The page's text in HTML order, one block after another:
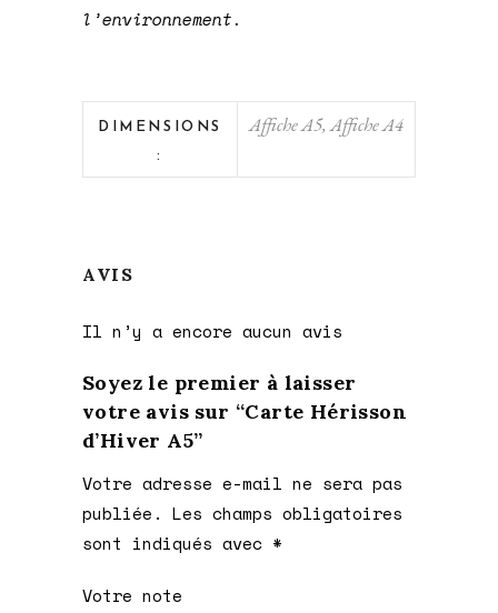
l’environnement.
DIMENSIONS
:
Affiche A5, Affiche A4
AVIS
Il n’y a encore aucun avis
Soyez le premier à laisser
votre avis sur “Carte Hérisson
d’Hiver A5”
Votre adresse e-mail ne sera pas
publiée. Les champs obligatoires
sont indiqués avec *
Votre note